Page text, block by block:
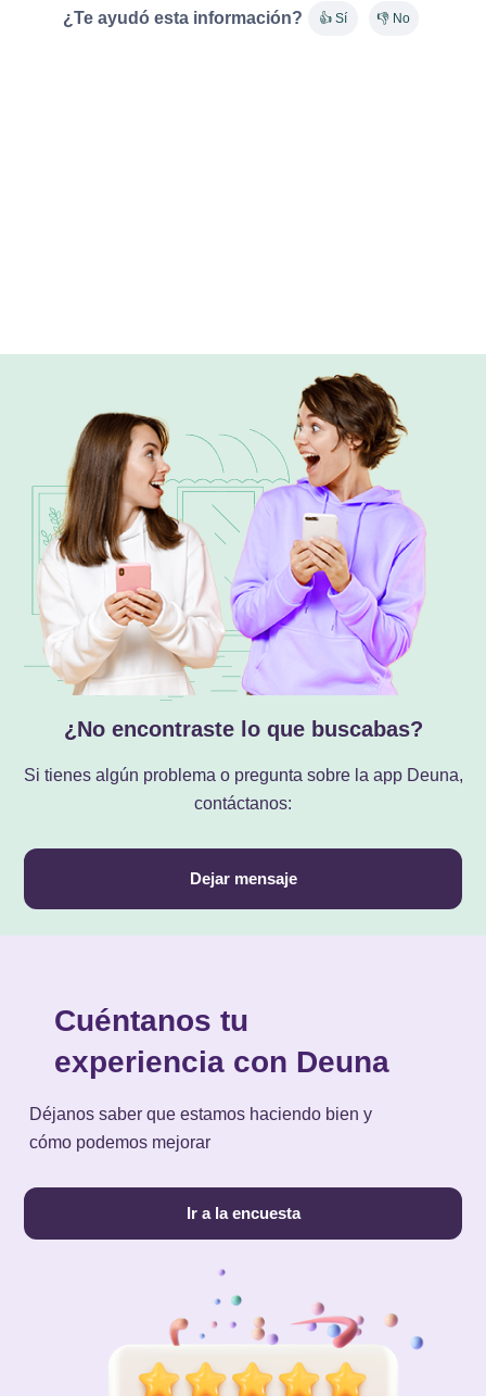
¿Te ayudó esta información? 👍 Sí 👎 No
¿No encontraste lo que buscabas?
Si tienes algún problema o pregunta sobre la app Deuna,
contáctanos:
Dejar mensaje
Cuéntanos tu
experiencia con Deuna
Déjanos saber que estamos haciendo bien y
cómo podemos mejorar
Ir a la encuesta